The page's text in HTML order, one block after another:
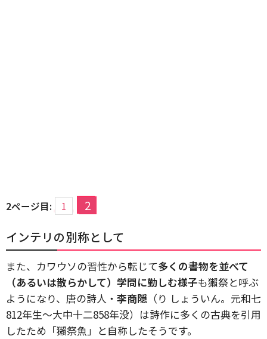
2ページ目: 1 2
インテリの別称として
また、カワウソの習性から転じて多くの書物を並べて
（あるいは散らかして）学問に勤しむ様子も獺祭と呼ぶ
ようになり、唐の詩人・ 李商隠 （り しょういん。元和七
812年生～大中十二858年没）は詩作に多くの古典を引用
したため「獺祭魚」と自称したそうです。